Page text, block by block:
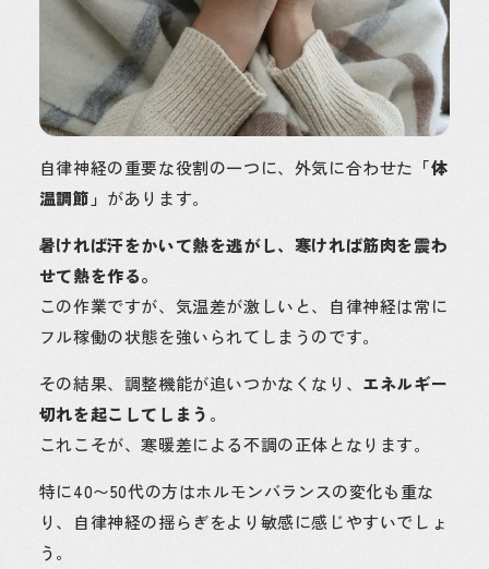
自律神経の重要な役割の一つに、外気に合わせた 「体
温調節」 があります。
暑ければ汗をかいて熱を逃がし、寒ければ筋肉を震わ
せて熱を作る。
この作業ですが、気温差が激しいと、自律神経は常に
フル稼働の状態を強いられてしまうのです。
その結果、調整機能が追いつかなくなり、 エネルギー
切れを起こしてしまう 。
これこそが、寒暖差による不調の正体となります。
特に40〜50代の方はホルモンバランスの変化も重な
り、自律神経の揺らぎをより敏感に感じやすいでしょ
う。